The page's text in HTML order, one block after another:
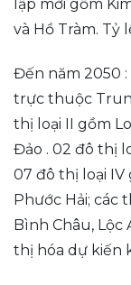
lập mới gồm
và Hồ Tràm. Tỷ
Đến năm 2050
trực thuộc
thị loại II gồm
Đảo . 02 đô thị
07 đô thị loại
Phước Hải; các
Bình Châu, Lộc
thị hóa dự kiến